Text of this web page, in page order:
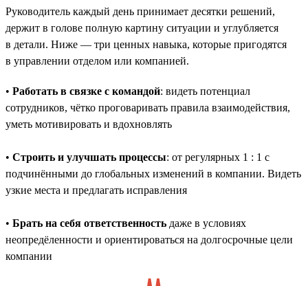
Руководитель каждый день принимает десятки решений,
держит в голове полную картину ситуации и углубляется
в детали. Ниже — три ценных навыка, которые пригодятся
в управлении отделом или компанией.
• Работать в связке с командой: видеть потенциал
сотрудников, чётко проговаривать правила взаимодействия,
уметь мотивировать и вдохновлять
• Строить и улучшать процессы: от регулярных 1 : 1 с
подчинёнными до глобальных изменений в компании. Видеть
узкие места и предлагать исправления
• Брать на себя ответственность даже в условиях
неопредёленности и ориентироваться на долгосрочные цели
компании